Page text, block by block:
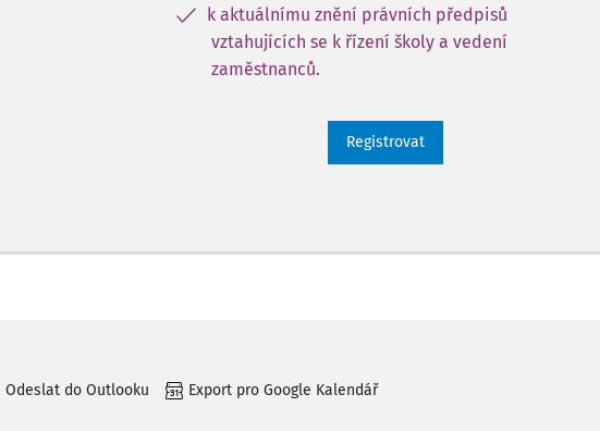
k aktuálnímu znění právních předpisů
vztahujících se k řízení školy a vedení
zaměstnanců.
Registrovat
Odeslat do Outlooku Export pro Google Kalendář